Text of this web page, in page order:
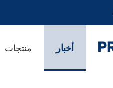
أخبار منتجات